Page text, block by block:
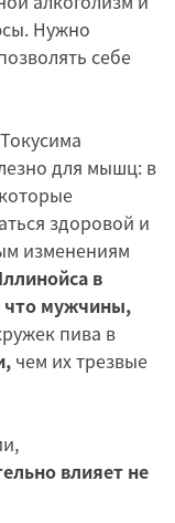
Нужно
себе
в
что мужчины,
пива в
чем их трезвые
влияет не